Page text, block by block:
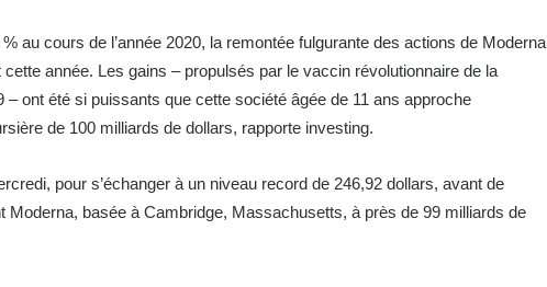
au cours de l’année 2020, la remontée fulgurante des actions de Moderna
année. Les gains – propulsés par le vaccin révolutionnaire de la
– ont été si puissants que cette société âgée de 11 ans approche
de 100 milliards de dollars, rapporte investing.
pour s’échanger à un niveau record de 246,92 dollars, avant de
Moderna, basée à Cambridge, Massachusetts, à près de 99 milliards de